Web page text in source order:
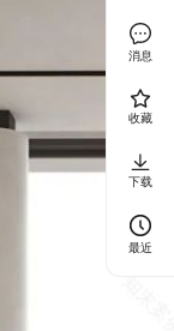
消息
收藏
下载
最近